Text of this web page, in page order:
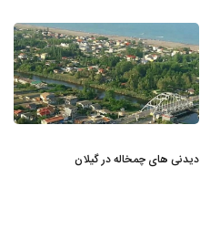
دیدنی های چمخاله در گیلان